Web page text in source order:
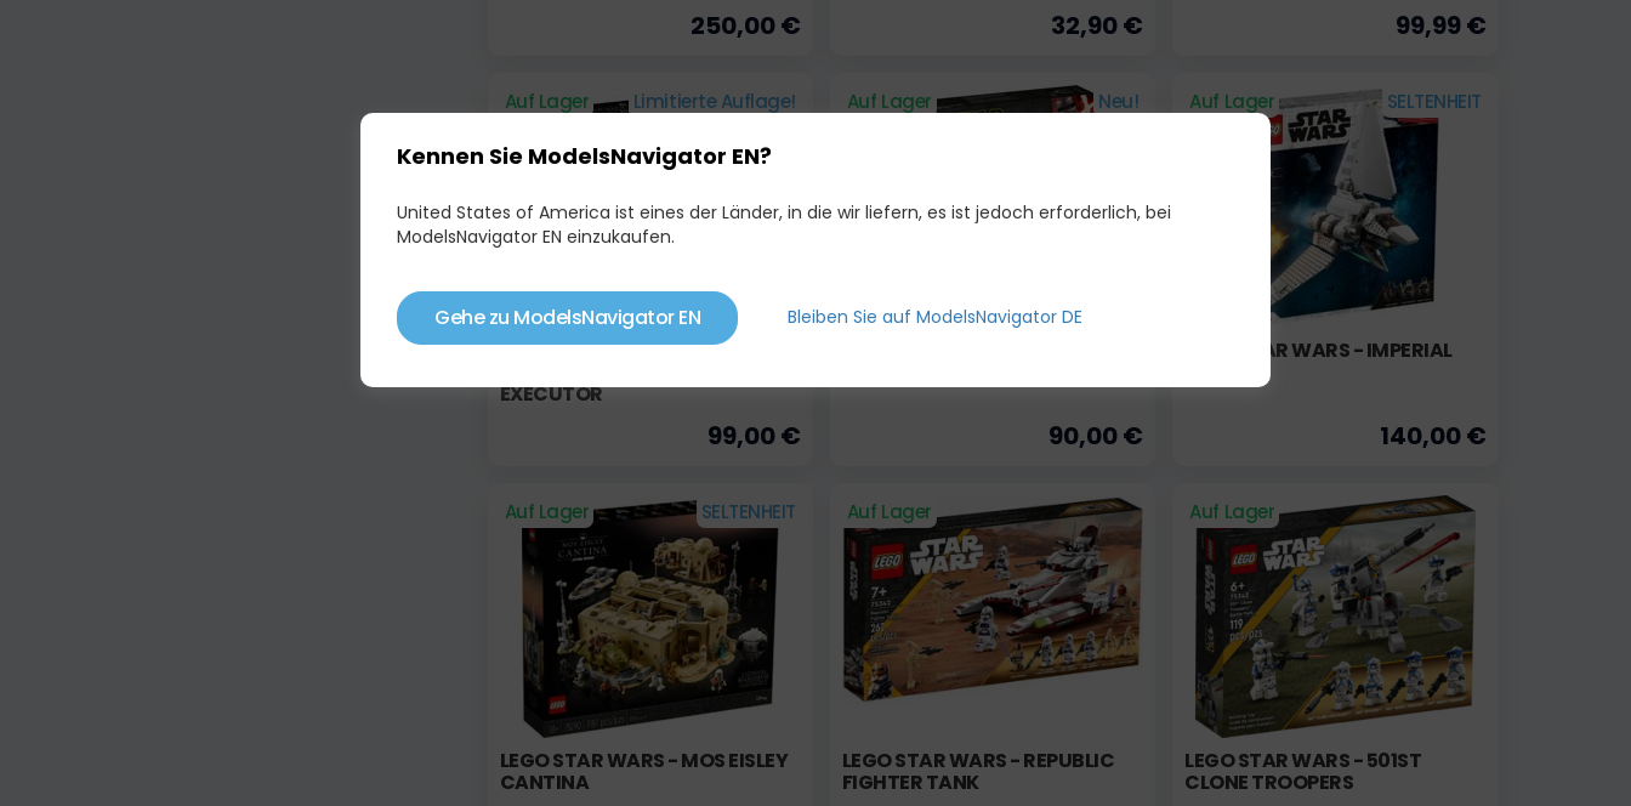
250,00 € 32,90 € 99,99 €
Auf Lager Limitierte Auflage!
LEGO STAR WARS - HVIEZDNY
EXECUTOR
99,00 €
Auf Lager Neu!
90,00 €
Auf Lager SELTENHEIT
LEGO STAR WARS - IMPERIAL
140,00 €
Auf Lager SELTENHEIT
LEGO STAR WARS - MOS EISLEY
CANTINA
Auf Lager
LEGO STAR WARS - REPUBLIC
FIGHTER TANK
Auf Lager
LEGO STAR WARS - 501ST
CLONE TROOPERS
Kennen Sie ModelsNavigator EN?
United States of America ist eines der Länder, in die wir liefern, es ist jedoch erforderlich, bei
ModelsNavigator EN einzukaufen.
Gehe zu ModelsNavigator EN Bleiben Sie auf ModelsNavigator DE